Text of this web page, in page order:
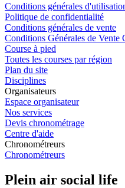
Conditions générales
Politique de confidentialité
Conditions générales de vente
Conditions Générales de Vente
Course à pied
Toutes les courses par région
Plan du site
Disciplines
Organisateurs
Espace organisateur
Nos services
Devis chronométrage
Centre d'aide
Chronométreurs
Chronométreurs
Plein air social life